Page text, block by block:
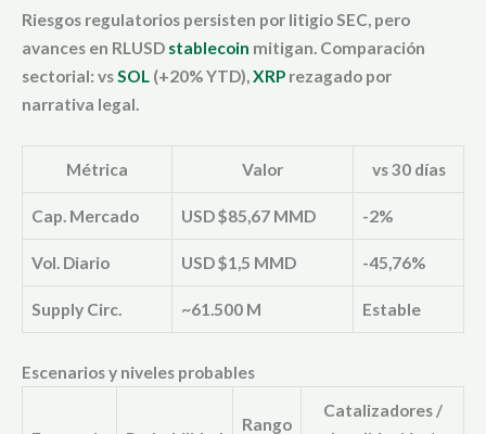
Riesgos regulatorios persisten por litigio SEC, pero
avances en RLUSD stablecoin mitigan. Comparación
sectorial: vsSOL (+20% YTD),XRP rezagado por
narrativa legal.
Métrica Valor vs 30 días
Cap. Mercado USD $85,67 MMD -2%
Vol. Diario USD $1,5 MMD -45,76%
Supply Circ. ~61.500 M Estable
Escenarios y niveles probables
Rango
Catalizadores /